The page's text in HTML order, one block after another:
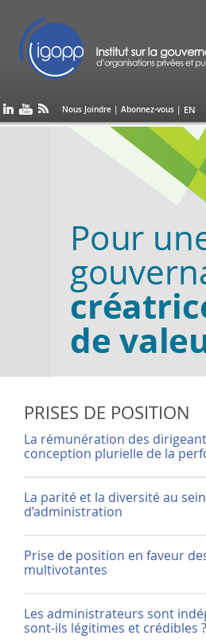
Nous Joindre |Abonnez-vous | EN
PRISES DE POSITION
La rémunération des
conception plurielle de la
La parité et la diversité au
d’administration
Prise de position en faveur
multivotantes
Les administrateurs sont
sont-ils légitimes et crédibles ?